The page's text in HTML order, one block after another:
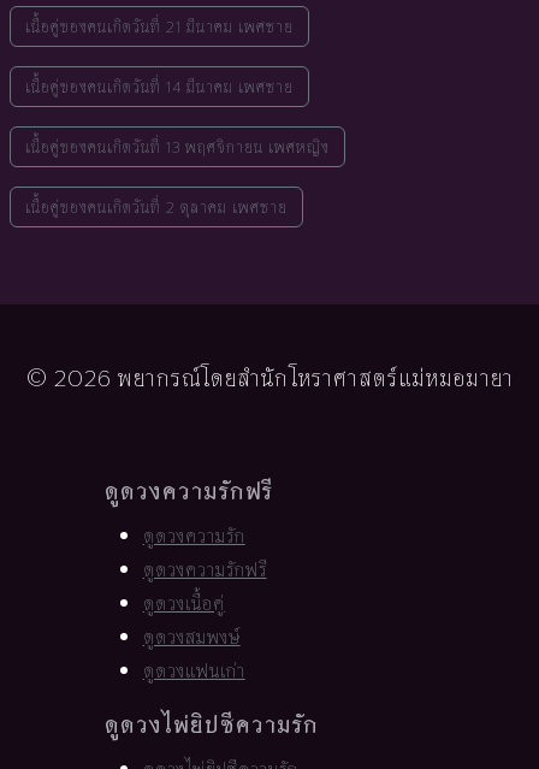
เนื้อคู่ของคนเกิดวันที่ 21 มีนาคม เพศชาย
เนื้อคู่ของคนเกิดวันที่ 14 มีนาคม เพศชาย
เนื้อคู่ของคนเกิดวันที่ 13 พฤศจิกายน เพศหญิง
เนื้อคู่ของคนเกิดวันที่ 2 ตุลาคม เพศชาย
© 2026 พยากรณ์โดยสำนักโหราศาสตร์แม่หมอมายา
ดูดวงความรักฟรี
ดูดวงความรัก
ดูดวงความรักฟรี
ดูดวงเนื้อคู่
ดูดวงสมพงษ์
ดูดวงแฟนเก่า
ดูดวงไพ่ยิปซีความรัก